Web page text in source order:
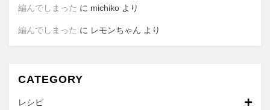
編んでしまった に michiko より
編んでしまった に レモンちゃん より
CATEGORY
レシピ